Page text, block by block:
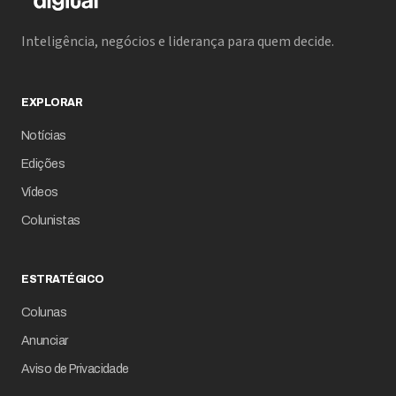
Inteligência, negócios e liderança para quem decide.
EXPLORAR
Notícias
Edições
Vídeos
Colunistas
ESTRATÉGICO
Colunas
Anunciar
Aviso de Privacidade